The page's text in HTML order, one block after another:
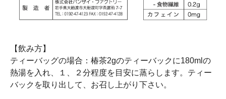
【飲み方】
ティーバッグの場合：椿茶2gのティーバックに180mlの
熱湯を入れ、１、２分程度を目安に蒸らします。ティー
バックを取り出して、お召し上がり下さい。